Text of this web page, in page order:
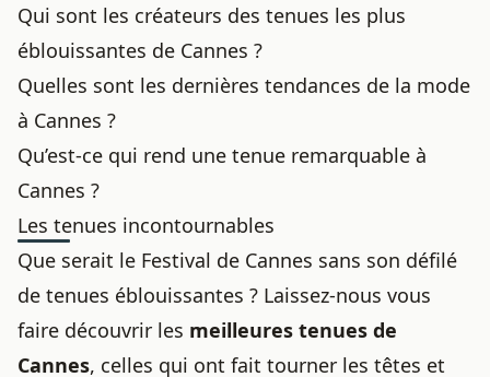
Qui sont les créateurs des tenues les plus
éblouissantes de Cannes ?
Quelles sont les dernières tendances de la mode
à Cannes ?
Qu’est-ce qui rend une tenue remarquable à
Cannes ?
Les tenues incontournables
Que serait le Festival de Cannes sans son défilé
de tenues éblouissantes ? Laissez-nous vous
faire découvrir les meilleures tenues de
Cannes, celles qui ont fait tourner les têtes et